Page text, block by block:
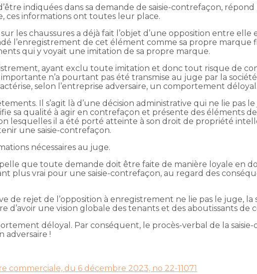
indiquées dans sa demande de saisie-contrefaçon, répond
ces informations ont toutes leur place.
les chaussures a déjà fait l’objet d’une opposition entre
l’enregistrement de cet élément comme sa propre
qui y voyait une imitation de sa propre marque.
ayant exclu toute imitation et donc tout risque de
n’a pourtant pas été transmise au juge par la
selon l’entreprise adversaire, un comportement déloyal.
Il s’agit là d’une décision administrative qui ne lie pas
sa qualité à agir en contrefaçon et présente des éléments
lesquelles il a été porté atteinte à son droit de propriété
une saisie-contrefaçon.
nécessaires au juge.
que toute demande doit être faite de manière loyale en
plus vrai pour une saisie-contrefaçon, au regard des
de rejet de l’opposition à enregistrement ne lie pas le juge,
une vision globale des tenants et des aboutissants de
déloyal. Par conséquent, le procès-verbal de la
adversaire !
commerciale, du 6 décembre 2023, no 22-11071